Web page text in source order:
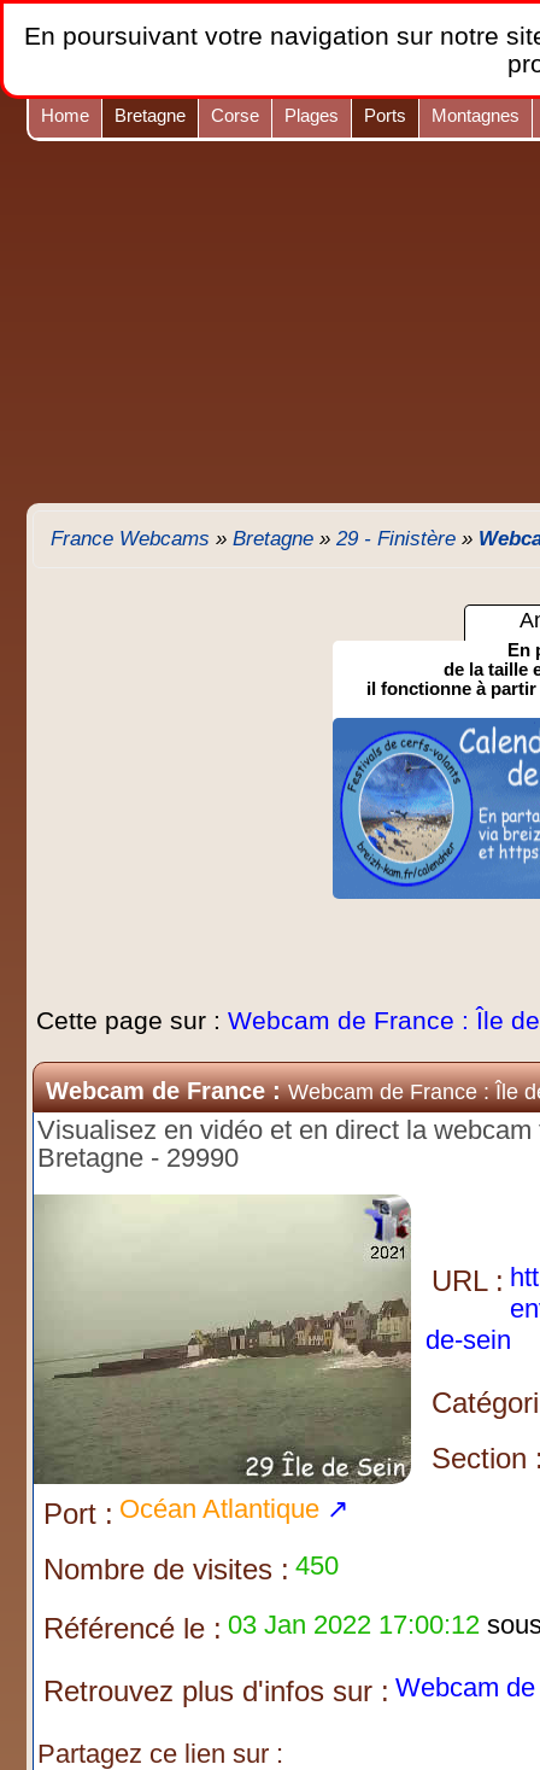
Home Bretagne Corse Plages Ports Montagnes
France Webcams » Bretagne » 29 - Finistère »
En
de la taille
il fonctionne à partir
Cette page sur : Webcam de France : Île
Webcam de France :Webcam de France : Île
Visualisez en vidéo et en direct la
Bretagne - 29990
URL :
de-sein
Section
Port : Océan Atlantique ↗
Nombre de visites : 450
Référencé le : 03 Jan 2022 17:00:12
Retrouvez plus d'infos sur : Webcam
Partagez ce lien sur :
En poursuivant votre navigation sur notre